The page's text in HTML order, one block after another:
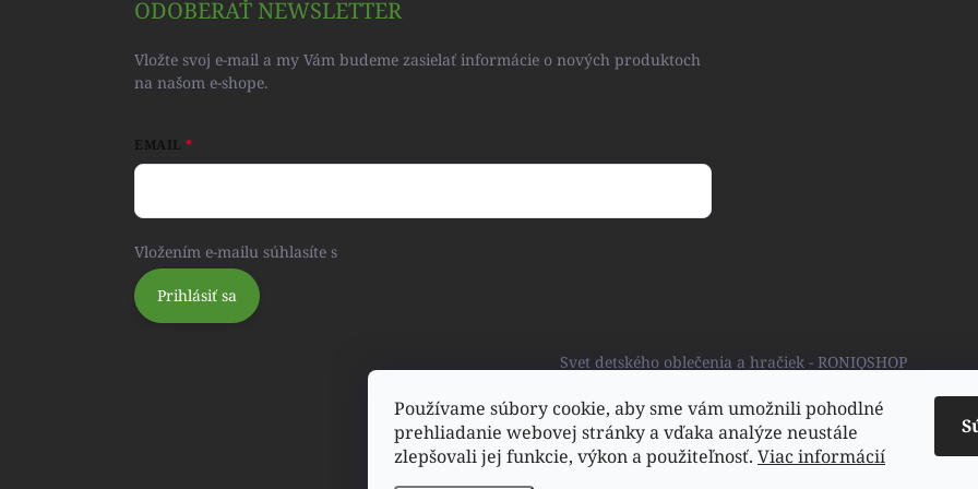
Používame súbory cookie, aby sme vám umožnili pohodlné
prehliadanie webovej stránky a vďaka analýze neustále
zlepšovali jej funkcie, výkon a použiteľnosť. Viac informácií
ODOBERAŤ NEWSLETTER
Vložte svoj e-mail a my Vám budeme zasielať informácie o nových produktoch
na našom e-shope.
EMAIL
Vložením e-mailu súhlasíte s
Prihlásiť sa
Svet detského oblečenia a hračiek - RONIQSHOP